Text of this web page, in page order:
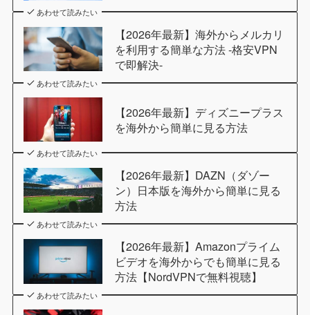
あわせて読みたい
【2026年最新】海外からメルカリ
を利用する簡単な方法 -格安VPN
で即解決-
あわせて読みたい
【2026年最新】ディズニープラス
を海外から簡単に見る方法
あわせて読みたい
【2026年最新】DAZN（ダゾー
ン）日本版を海外から簡単に見る
方法
あわせて読みたい
【2026年最新】Amazonプライム
ビデオを海外からでも簡単に見る
方法【NordVPNで無料視聴】
あわせて読みたい